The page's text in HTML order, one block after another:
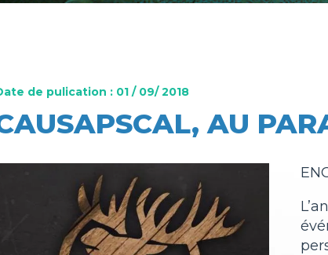
de pulication : 01 / 09/ 2018
AU